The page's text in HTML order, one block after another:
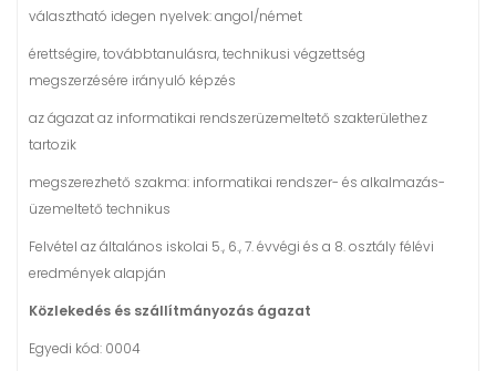
választható idegen nyelvek: angol/német
érettségire, továbbtanulásra, technikusi végzettség
megszerzésére irányuló képzés
az ágazat az informatikai rendszerüzemeltető szakterülethez
tartozik
megszerezhető szakma: informatikai rendszer- és alkalmazás-
üzemeltető technikus
Felvétel az általános iskolai 5., 6., 7. évvégi és a 8. osztály félévi
eredmények alapján
Közlekedés és szállítmányozás ágazat
Egyedi kód: 0004